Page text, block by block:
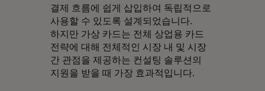
결제 흐름에 쉽게 삽입하여 독립적으로
사용할 수 있도록 설계되었습니다.
하지만 가상 카드는 전체 상업용 카드
전략에 대해 전체적인 시장 내 및 시장
간 관점을 제공하는 컨설팅 솔루션의
지원을 받을 때 가장 효과적입니다.